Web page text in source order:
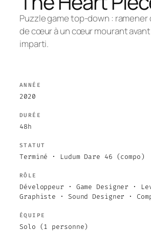
Puzzle game top-down :
de cœur à un cœur mourant
imparti.
ANNÉE
2020
DURÉE
48h
STATUT
Terminé · Ludum Dare 46 (compo)
RÔLE
Développeur · Game Designer ·
Graphiste · Sound Designer ·
ÉQUIPE
Solo (1 personne)